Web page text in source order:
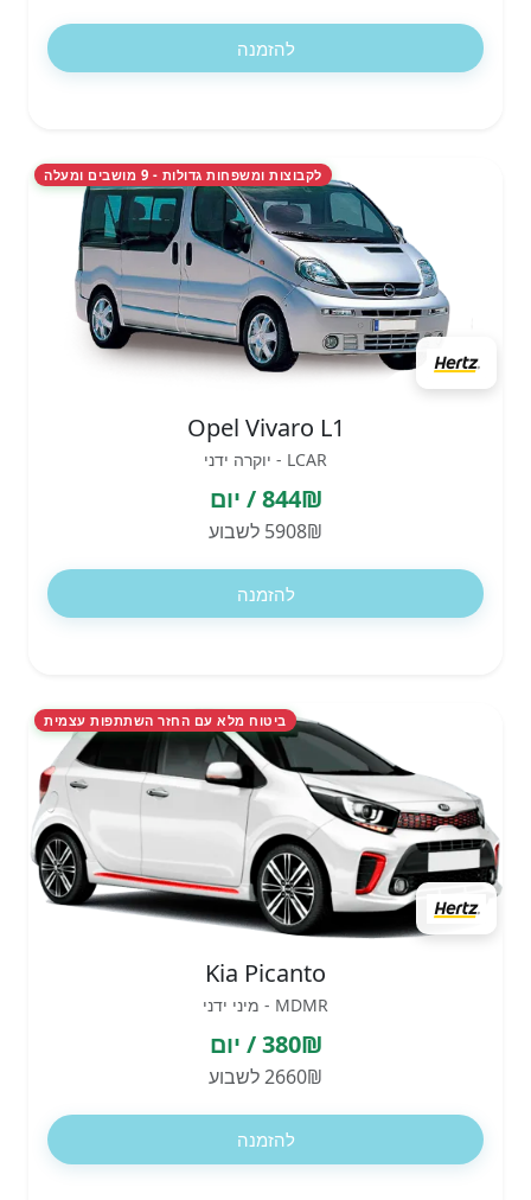
להזמנה
לקבוצות ומשפחות גדולות - 9 מושבים ומעלה
Opel Vivaro L1
LCAR - יוקרה ידני
844₪ / יום
5908₪ לשבוע
להזמנה
ביטוח מלא עם החזר השתתפות עצמית
Kia Picanto
MDMR - מיני ידני
380₪ / יום
2660₪ לשבוע
להזמנה